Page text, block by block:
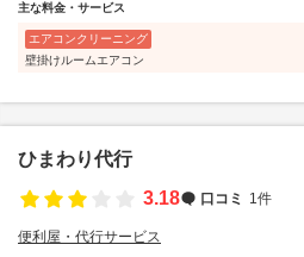
主な料金・サービス
エアコンクリーニング
壁掛けルームエアコン
ひまわり代行
3.18
口コミ 1件
便利屋・代行サービス